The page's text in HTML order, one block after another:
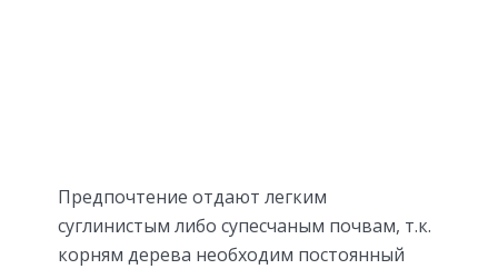
Предпочтение отдают легким
суглинистым либо супесчаным почвам, т.к.
корням дерева необходим постоянный